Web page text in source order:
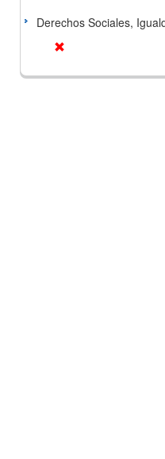
Derechos Sociales,